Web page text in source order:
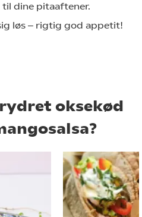
dine pitaaftener.
løs ‒ rigtig god appetit!
oksekød